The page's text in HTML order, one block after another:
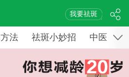
我要祛斑
法 祛斑小妙招 中医药祛